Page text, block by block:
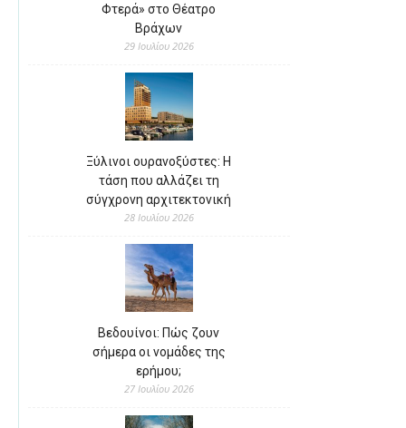
Φτερά» στο Θέατρο
Βράχων
29 Ιουλίου 2026
Ξύλινοι ουρανοξύστες: Η
τάση που αλλάζει τη
σύγχρονη αρχιτεκτονική
28 Ιουλίου 2026
Βεδουίνοι: Πώς ζουν
σήμερα οι νομάδες της
ερήμου;
27 Ιουλίου 2026